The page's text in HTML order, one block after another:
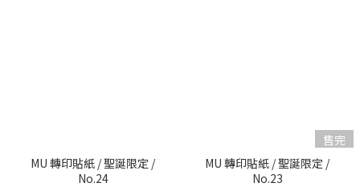
MU 轉印貼紙 / 聖誕限定 /
No.24
售完
MU 轉印貼紙 / 聖誕限定 /
No.23